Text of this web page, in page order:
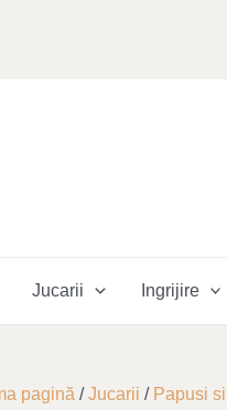
Jucarii Ingrijire
pagină /Jucarii / Papusi